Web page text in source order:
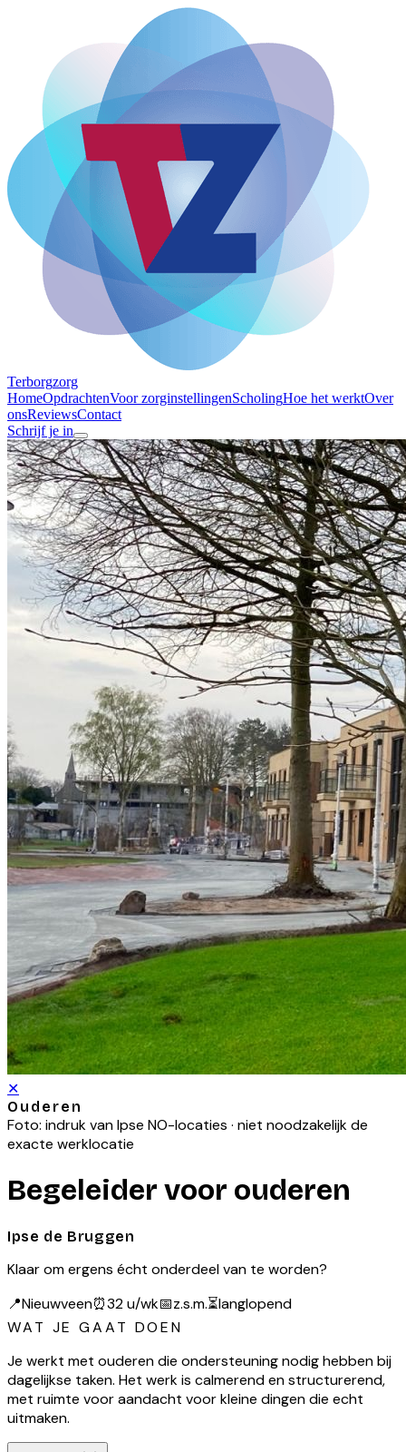
Terborgzorg
HomeOpdrachtenVoor zorginstellingenScholingHoe het werktOver
onsReviewsContact
Schrijf je in
✕
Ouderen
Foto: indruk vanIpse NO-locaties · niet noodzakelijk de
exacte werklocatie
Begeleider voor ouderen
Ipse de Bruggen
Klaar om ergens écht onderdeel van te worden?
📍Nieuwveen⏰32 u/wk📅z.s.m.⏳langlopend
WAT JE GAAT DOEN
Je werkt met ouderen die ondersteuning nodig hebben bij
dagelijkse taken. Het werk is calmerend en structurerend,
met ruimte voor aandacht voor kleine dingen die echt
uitmaken.